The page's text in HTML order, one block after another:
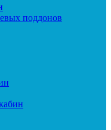
поддонов